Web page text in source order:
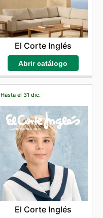
El Corte Inglés
Abrir catálogo
Hasta el 31 dic.
El Corte Inglés